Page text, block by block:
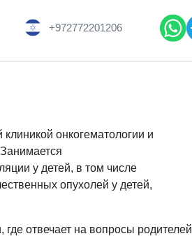
+972772201206
клиникой онкогематологии и
у детей, в том числе
опухолей у детей,
отвечает на вопросы родителей